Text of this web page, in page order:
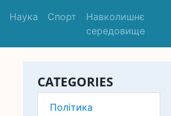
Наука Спорт
Навколишнє
середовище
CATEGORIES
Політика